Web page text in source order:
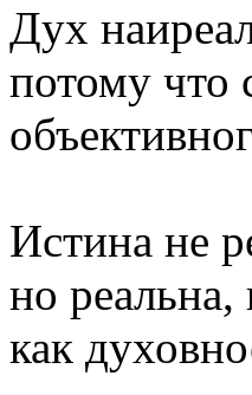
Дух
потому что
Истина не
но реальна,
как